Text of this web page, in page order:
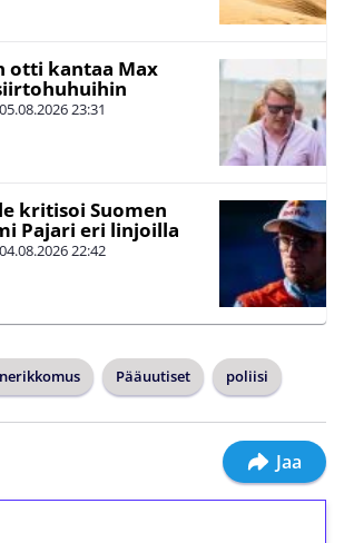
otti kantaa Max
05.08.202623:31
kritisoi Suomen
Pajari eri linjoilla
04.08.202622:42
Pääuutiset poliisi
Jaa